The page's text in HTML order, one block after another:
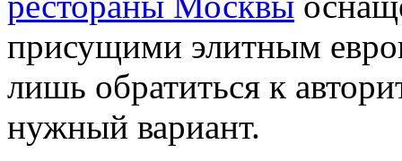
присущими элитным
лишь обратиться к
нужный вариант.